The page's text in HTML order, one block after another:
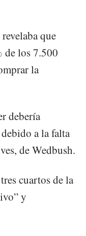
que
de los 7.500
la
debería
a la falta
de Wedbush.
cuartos de la
y